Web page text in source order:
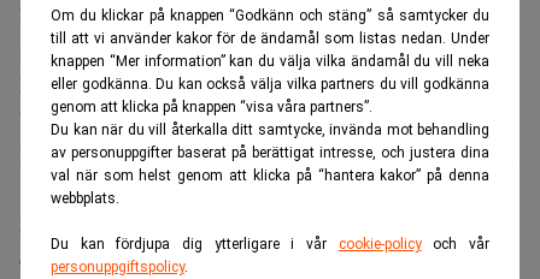
Om du klickar på knappen “Godkänn och stäng” så samtycker du
till att vi använder kakor för de ändamål som listas nedan. Under
knappen “Mer information” kan du välja vilka ändamål du vill neka
eller godkänna. Du kan också välja vilka partners du vill godkänna
genom att klicka på knappen “visa våra partners”.
Du kan när du vill återkalla ditt samtycke, invända mot behandling
av personuppgifter baserat på berättigat intresse, och justera dina
val när som helst genom att klicka på “hantera kakor” på denna
webbplats.
Du kan fördjupa dig ytterligare i vår cookie-policyoch vår
personuppgiftspolicy.
Det sätter samtidigt fokus på om efterfrågan på avancerade
minneschip kan fortsätta att trotsa den historiskt cykliska
halvledarsektorn.
Viktig teknik för Nvidia
Bolaget emitterade 177,9 miljoner depåbevis till ett pris på
149 dollar styck, skriver FXLeaders .
Erbjudandet uppges ha blivit omkring sju gånger
övertecknat, vilket speglar det starka investerarintresset